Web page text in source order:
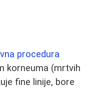
procedura
korneuma (mrtvih
fine linije, bore